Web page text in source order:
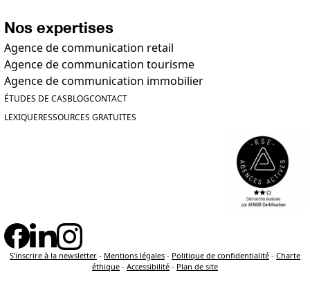
Nos expertises
Agence de communication retail
Agence de communication tourisme
Agence de communication immobilier
ÉTUDES DE CASBLOGCONTACT
LEXIQUERESSOURCES GRATUITES
S’inscrire à la newsletter - Mentions légales - Politique de confidentialité - Charte
éthique - Accessibilité - Plan de site